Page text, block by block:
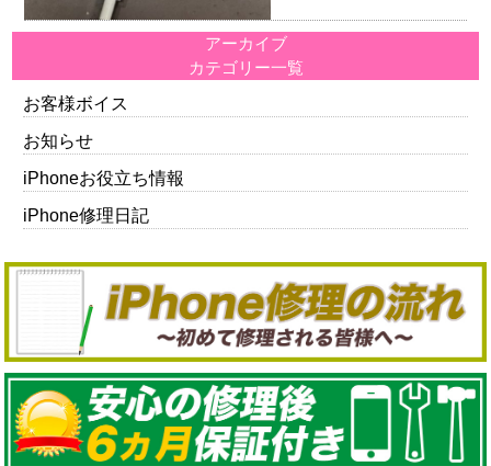
アーカイブ
カテゴリー一覧
お客様ボイス
お知らせ
iPhoneお役立ち情報
iPhone修理日記